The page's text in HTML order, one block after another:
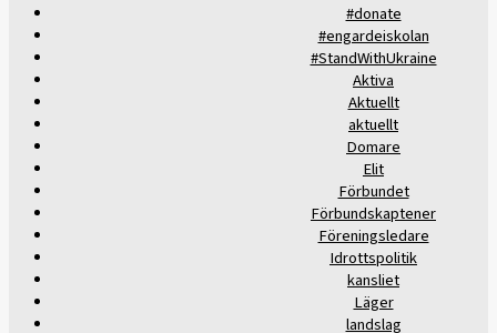
#donate
#engardeiskolan
#StandWithUkraine
Aktiva
Aktuellt
aktuellt
Domare
Elit
Förbundet
Förbundskaptener
Föreningsledare
Idrottspolitik
kansliet
Läger
landslag